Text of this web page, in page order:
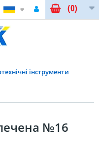
(0)
інструменти
№16